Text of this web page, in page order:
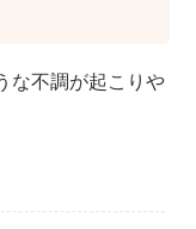
な不調が起こりや